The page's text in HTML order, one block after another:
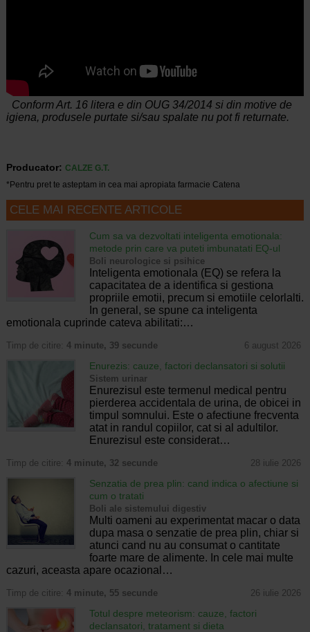
Conform Art. 16 litera e din OUG 34/2014 si din motive de
igiena, produsele purtate si/sau spalate nu pot fi returnate.
Producator: CALZE G.T.
*Pentru pret te asteptam in cea mai apropiata farmacie Catena
CELE MAI RECENTE ARTICOLE
Cum sa va dezvoltati inteligenta emotionala:
metode prin care va puteti imbunatati EQ-ul
Boli neurologice si psihice
Inteligenta emotionala (EQ) se refera la
capacitatea de a identifica si gestiona
propriile emotii, precum si emotiile celorlalti.
In general, se spune ca inteligenta
emotionala cuprinde cateva abilitati:…
Timp de citire: 4 minute, 39 secunde 6 august 2026
Enurezis: cauze, factori declansatori si solutii
Sistem urinar
Enurezisul este termenul medical pentru
pierderea accidentala de urina, de obicei in
timpul somnului. Este o afectiune frecventa
atat in randul copiilor, cat si al adultilor.
Enurezisul este considerat…
Timp de citire: 4 minute, 32 secunde 28 iulie 2026
Senzatia de prea plin: cand indica o afectiune si
cum o tratati
Boli ale sistemului digestiv
Multi oameni au experimentat macar o data
dupa masa o senzatie de prea plin, chiar si
atunci cand nu au consumat o cantitate
foarte mare de alimente. In cele mai multe
cazuri, aceasta apare ocazional…
Timp de citire: 4 minute, 55 secunde 26 iulie 2026
Totul despre meteorism: cauze, factori
declansatori, tratament si dieta